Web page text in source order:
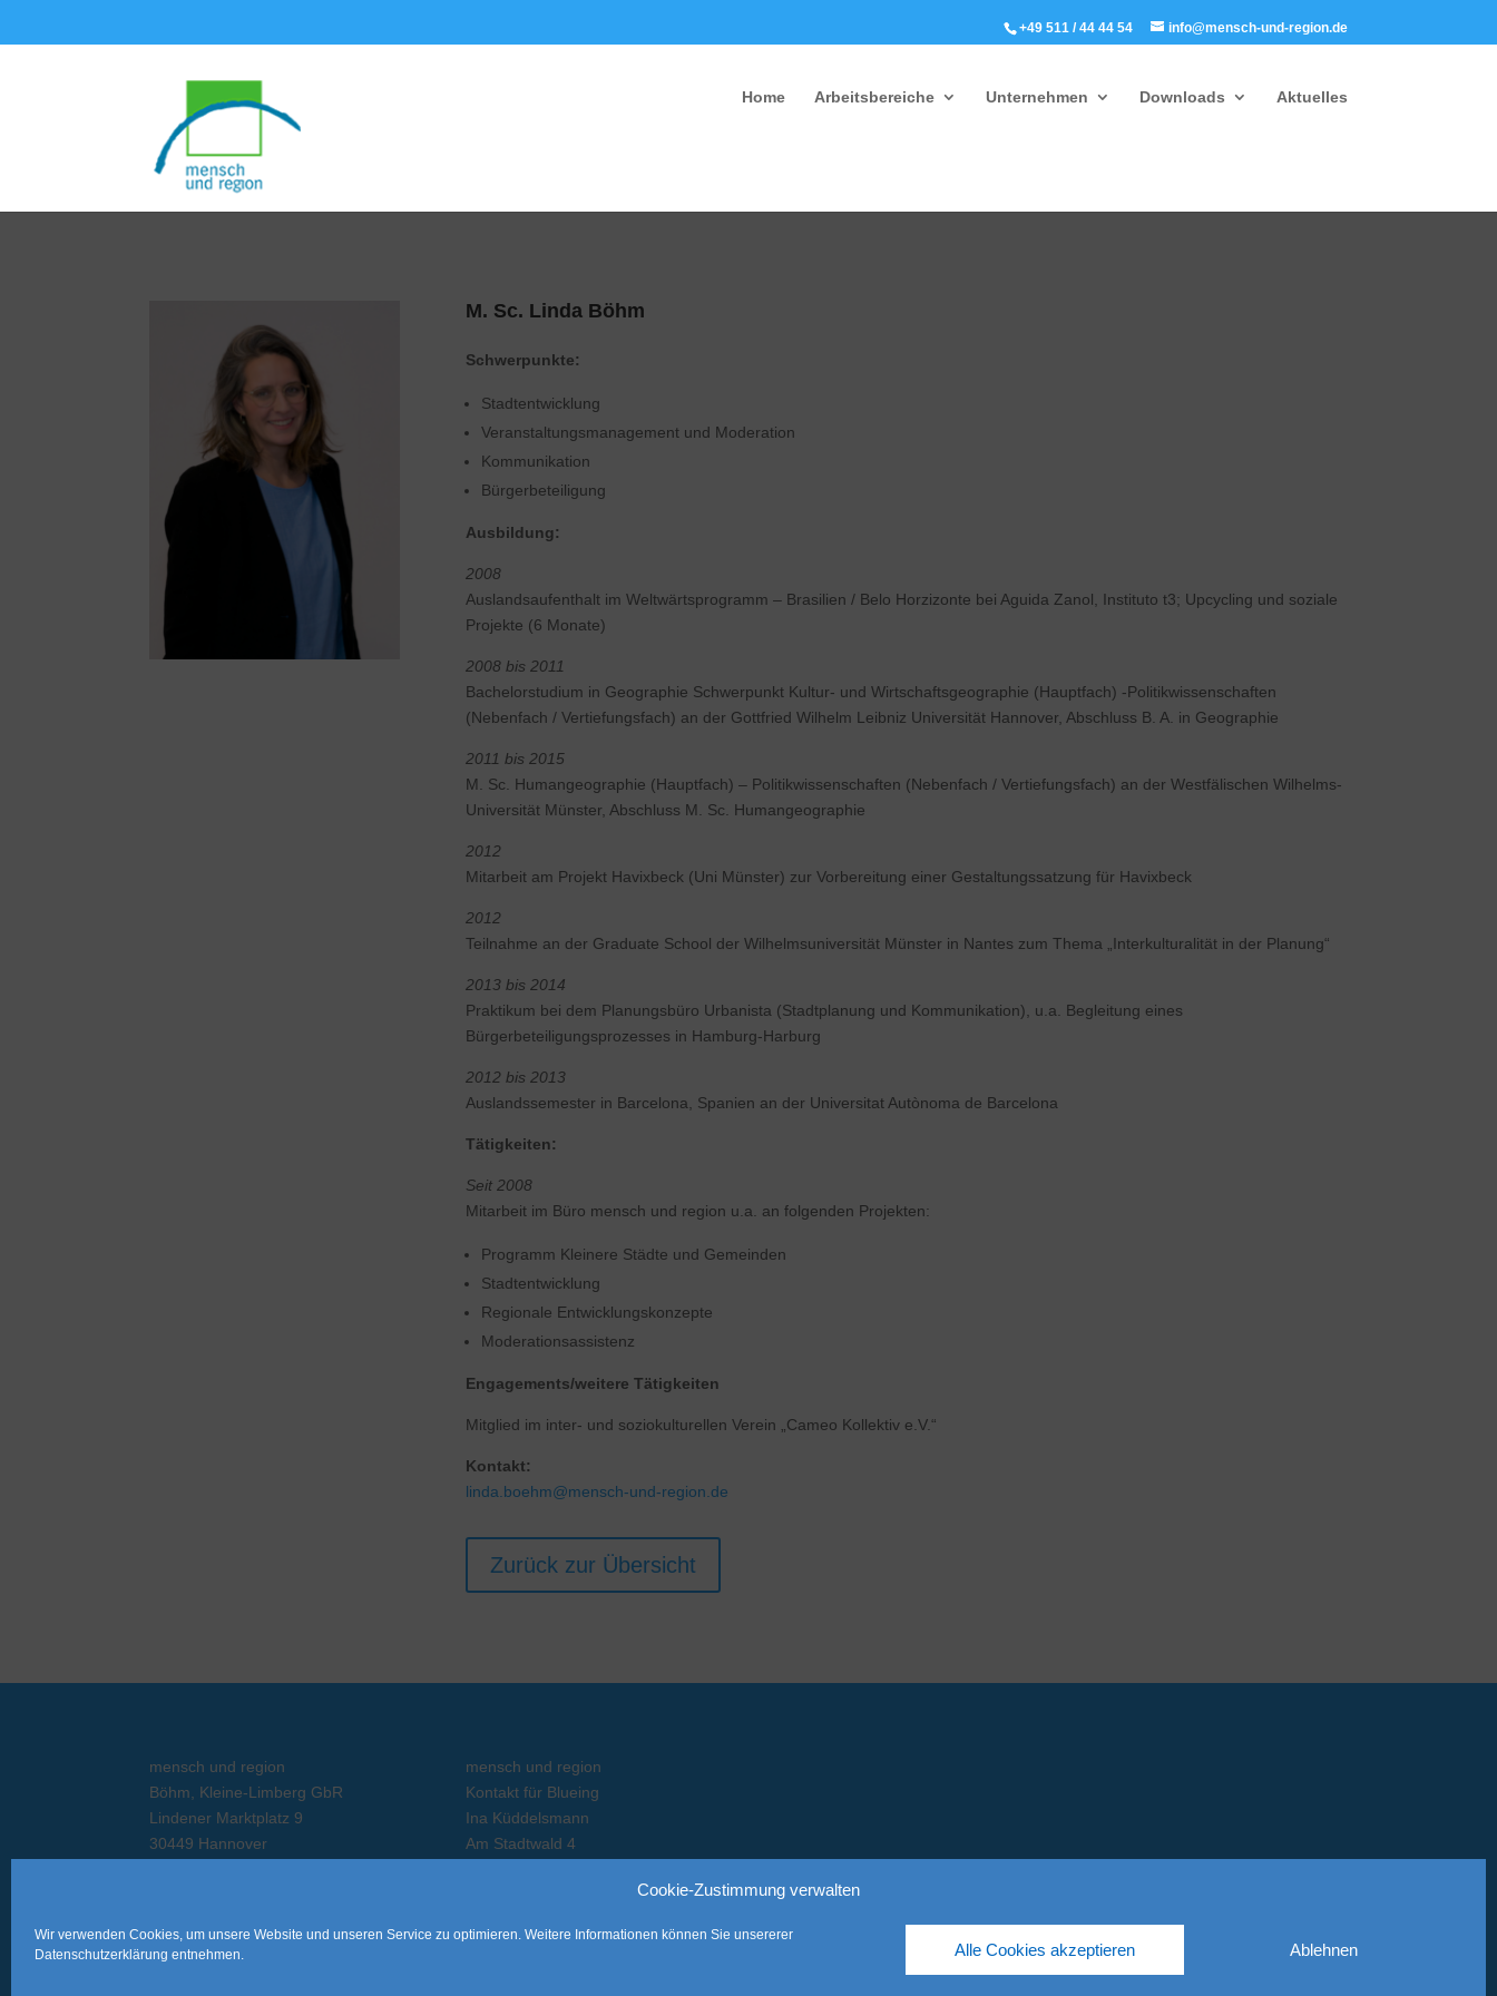
Cookie-Zustimmung verwalten
Wir verwenden Cookies, um unsere Website und unseren Service zu optimieren. Weitere Informationen können Sie unsererer
Datenschutzerklärung entnehmen. Alle Cookies akzeptieren Ablehnen
+49 511 / 44 44 54 info@mensch-und-region.de
Home Arbeitsbereiche Unternehmen Downloads Aktuelles
M. Sc. Linda Böhm
Schwerpunkte:
Stadtentwicklung
Veranstaltungsmanagement und Moderation
Kommunikation
Bürgerbeteiligung
Ausbildung:
2008
Auslandsaufenthalt im Weltwärtsprogramm – Brasilien / Belo Horzizonte bei Aguida Zanol, Instituto t3; Upcycling und soziale
Projekte (6 Monate)
2008 bis 2011
Bachelorstudium in Geographie Schwerpunkt Kultur- und Wirtschaftsgeographie (Hauptfach) -Politikwissenschaften
(Nebenfach / Vertiefungsfach) an der Gottfried Wilhelm Leibniz Universität Hannover, Abschluss B. A. in Geographie
2011 bis 2015
M. Sc. Humangeographie (Hauptfach) – Politikwissenschaften (Nebenfach / Vertiefungsfach) an der Westfälischen Wilhelms-
Universität Münster, Abschluss M. Sc. Humangeographie
2012
Mitarbeit am Projekt Havixbeck (Uni Münster) zur Vorbereitung einer Gestaltungssatzung für Havixbeck
2012
Teilnahme an der Graduate School der Wilhelmsuniversität Münster in Nantes zum Thema „Interkulturalität in der Planung“
2013 bis 2014
Praktikum bei dem Planungsbüro Urbanista (Stadtplanung und Kommunikation), u.a. Begleitung eines
Bürgerbeteiligungsprozesses in Hamburg-Harburg
2012 bis 2013
Auslandssemester in Barcelona, Spanien an der Universitat Autònoma de Barcelona
Tätigkeiten:
Seit 2008
Mitarbeit im Büro mensch und region u.a. an folgenden Projekten:
Programm Kleinere Städte und Gemeinden
Stadtentwicklung
Regionale Entwicklungskonzepte
Moderationsassistenz
Engagements/weitere Tätigkeiten
Mitglied im inter- und soziokulturellen Verein „Cameo Kollektiv e.V.“
Kontakt:
linda.boehm@mensch-und-region.de
Zurück zur Übersicht
mensch und region
Böhm, Kleine-Limberg GbR
Lindener Marktplatz 9
30449 Hannover
Datenschutz
mensch und region
Kontakt für Blueing
Ina Küddelsmann
Am Stadtwald 4